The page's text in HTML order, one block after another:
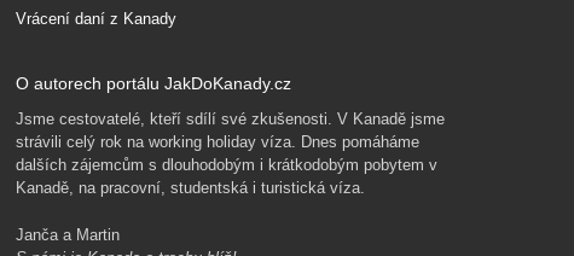
Vrácení daní z Kanady
O autorech portálu JakDoKanady.cz
Jsme cestovatelé, kteří sdílí své zkušenosti. V Kanadě jsme
strávili celý rok na working holiday víza. Dnes pomáháme
dalších zájemcům s dlouhodobým i krátkodobým pobytem v
Kanadě, na pracovní, studentská i turistická víza.
Janča a Martin